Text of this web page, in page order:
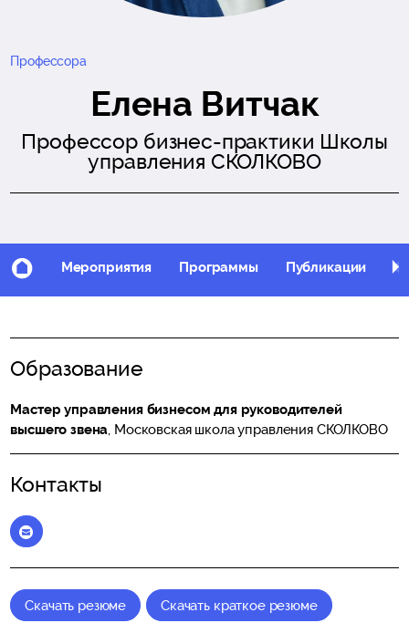
Профессора
Елена Витчак
Профессор бизнес-практики Школы
управления СКОЛКОВО
Мероприятия Программы Публикации
Образование
Мастер управления бизнесом для руководителей
высшего звена , Московская школа управления СКОЛКОВО
Контакты
Скачать резюме Скачать краткое резюме